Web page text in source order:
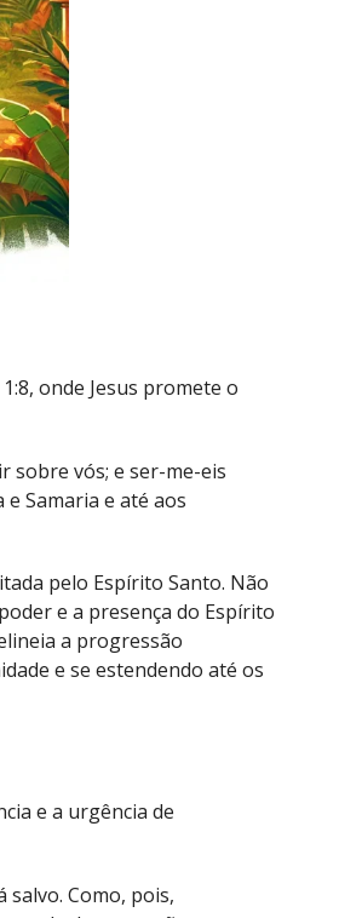
onde Jesus promete o
sobre vós; e ser-me-eis
Samaria e até aos
pelo Espírito Santo. Não
e a presença do Espírito
a progressão
e se estendendo até os
e a urgência de
salvo. Como, pois,